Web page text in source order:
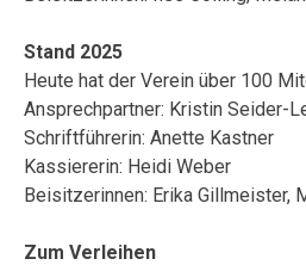
Stand 2025
Heute hat der Verein über 100
Ansprechpartner: Kristin Seider-
Schriftführerin: Anette Kastner
Kassiererin: Heidi Weber
Beisitzerinnen: Erika Gillmeister,
Zum Verleihen